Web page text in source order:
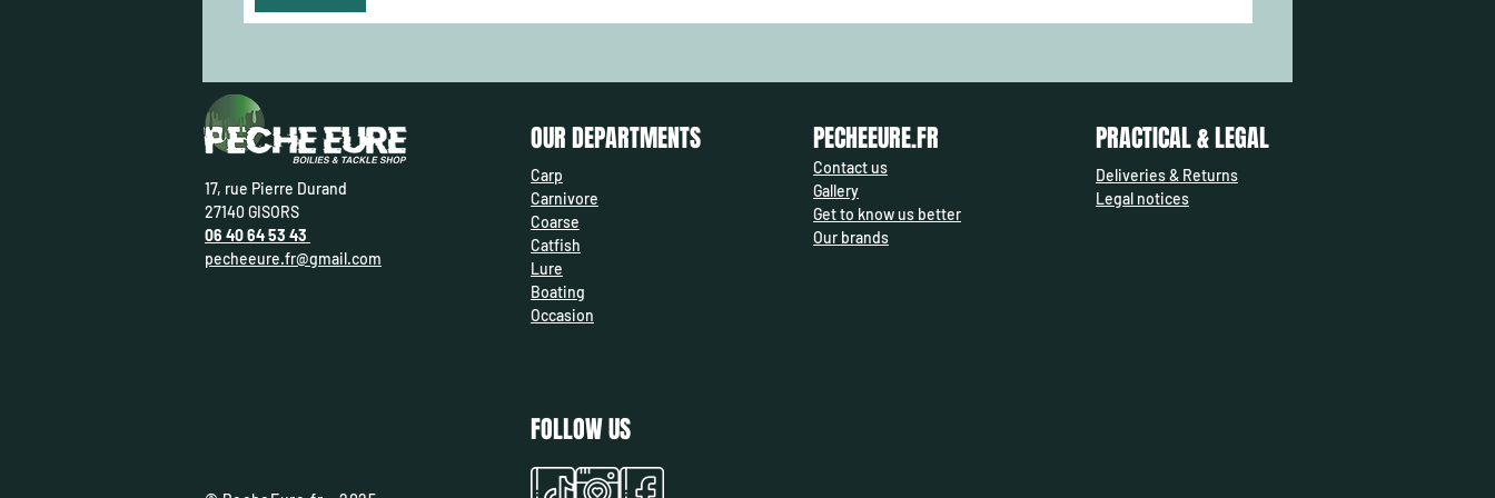
17, rue Pierre Durand
27140 GISORS
06 40 64 53 43
pecheeure.fr@gmail.com
OUR DEPARTMENTS
Carp
Carnivore
Coarse
Catfish
Lure
Boating
Occasion
PECHEEURE.FR
Contact us
Gallery
Get to know us better
Our brands
PRACTICAL & LEGAL
Deliveries & Returns
Legal notices
FOLLOW US